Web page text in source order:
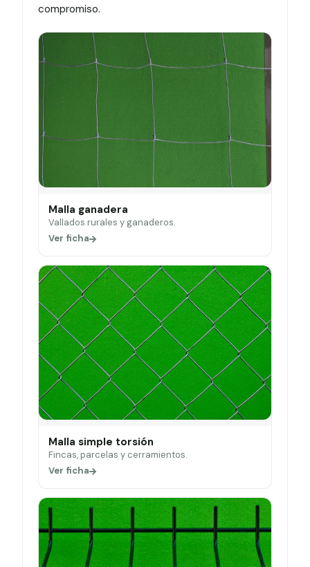
compromiso.
Malla ganadera
Vallados rurales y ganaderos.
Ver ficha
Malla simple torsión
Fincas, parcelas y cerramientos.
Ver ficha